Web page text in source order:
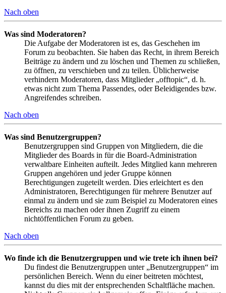
Nach oben
Was sind Moderatoren?
Die Aufgabe der Moderatoren ist es, das Geschehen im
Forum zu beobachten. Sie haben das Recht, in ihrem Bereich
Beiträge zu ändern und zu löschen und Themen zu schließen,
zu öffnen, zu verschieben und zu teilen. Üblicherweise
verhindern Moderatoren, dass Mitglieder „offtopic“, d. h.
etwas nicht zum Thema Passendes, oder Beleidigendes bzw.
Angreifendes schreiben.
Nach oben
Was sind Benutzergruppen?
Benutzergruppen sind Gruppen von Mitgliedern, die die
Mitglieder des Boards in für die Board-Administration
verwaltbare Einheiten aufteilt. Jedes Mitglied kann mehreren
Gruppen angehören und jeder Gruppe können
Berechtigungen zugeteilt werden. Dies erleichtert es den
Administratoren, Berechtigungen für mehrere Benutzer auf
einmal zu ändern und sie zum Beispiel zu Moderatoren eines
Bereichs zu machen oder ihnen Zugriff zu einem
nichtöffentlichen Forum zu geben.
Nach oben
Wo finde ich die Benutzergruppen und wie trete ich ihnen bei?
Du findest die Benutzergruppen unter „Benutzergruppen“ im
persönlichen Bereich. Wenn du einer beitreten möchtest,
kannst du dies mit der entsprechenden Schaltfläche machen.